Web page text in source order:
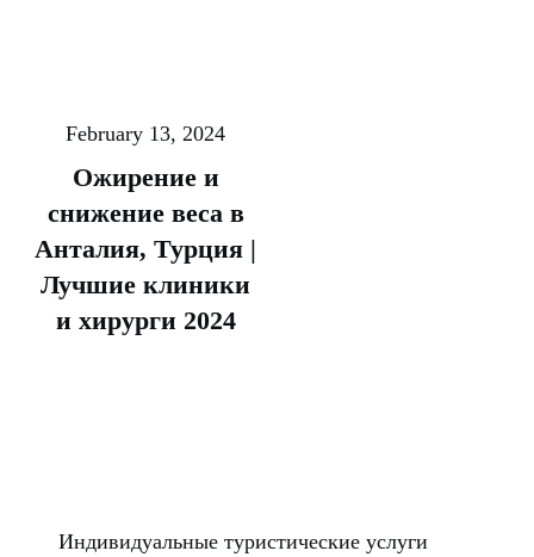
February 13, 2024
Ожирение и
снижение веса в
Анталия, Турция |
Лучшие клиники
и хирурги 2024
Индивидуальные туристические услуги